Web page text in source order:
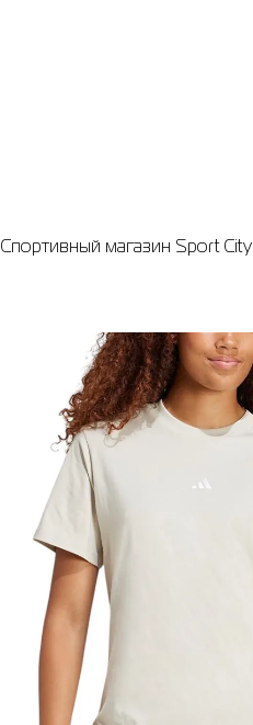
Спортивный магазин Sport City